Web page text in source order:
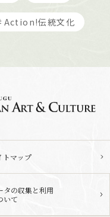
Action!伝統文化
トマップ
タの収集と利用
いて